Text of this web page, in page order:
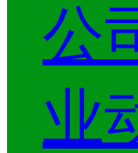
公
业